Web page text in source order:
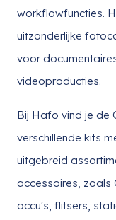
workflowfuncties.
uitzonderlijke
voor
videoproducties.
Bij Hafo vind je de
verschillende kits
uitgebreid
accessoires, zoals
accu's, flitsers,